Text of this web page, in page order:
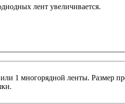
лент увеличивается.
1 многорядной ленты. Размер